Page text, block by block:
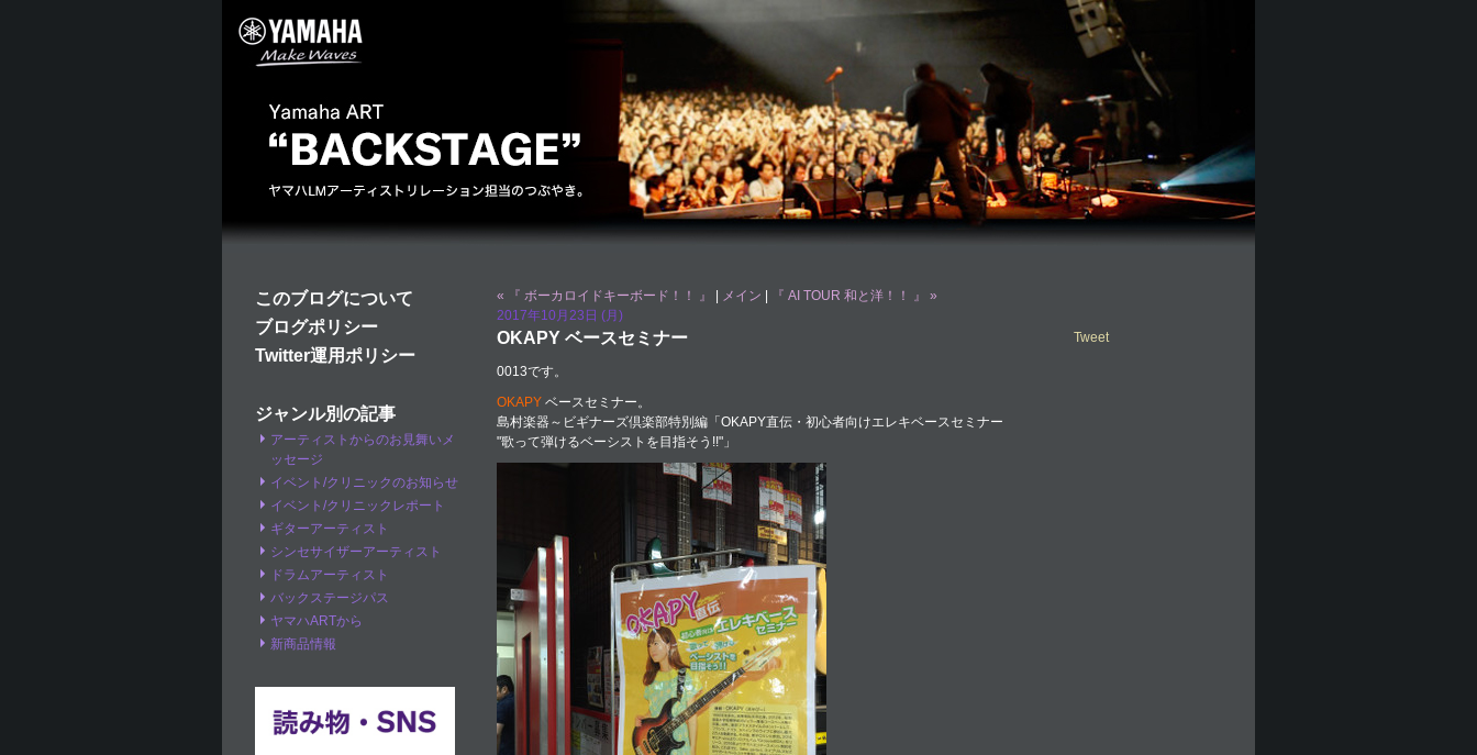
このブログについて
ブログポリシー
Twitter運用ポリシー
ジャンル別の記事
アーティストからのお見舞いメ
ッセージ
イベント/クリニックのお知らせ
イベント/クリニックレポート
ギターアーティスト
シンセサイザーアーティスト
ドラムアーティスト
バックステージパス
ヤマハARTから
新商品情報
« 『 ボーカロイドキーボード！！ 』 メイン
『 AI TOUR 和と洋！！ 』 »
2017年10月23日 (月)
Tweet
OKAPY ベースセミナー
0013です。
OKAPY ベースセミナー。
島村楽器～ビギナーズ倶楽部特別編「OKAPY直伝・初心者向けエレキベースセミナー
"歌って弾けるベーシストを目指そう!!"」